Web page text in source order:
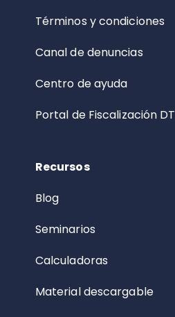
Términos y condiciones
Canal de denuncias
Centro de ayuda
Portal de Fiscalización DT
Recursos
Blog
Seminarios
Calculadoras
Material descargable